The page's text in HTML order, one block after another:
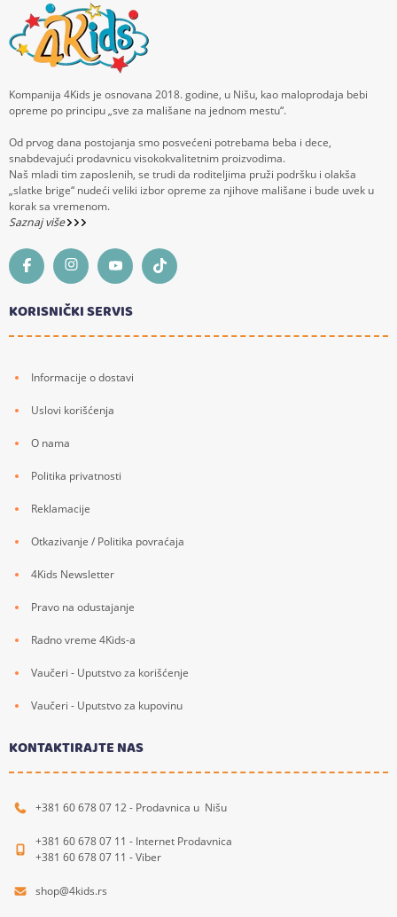
Kompanija 4Kids je osnovana 2018. godine, u Nišu, kao maloprodaja bebi
opreme po principu „sve za mališane na jednom mestu“.
Od prvog dana postojanja smo posvećeni potrebama beba i dece,
snabdevajući prodavnicu visokokvalitetnim proizvodima.
Naš mladi tim zaposlenih, se trudi da roditeljima pruži podršku i olakša
„slatke brige“ nudeći veliki izbor opreme za njihove mališane i bude uvek u
korak sa vremenom.
Saznaj više
KORISNIČKI SERVIS
Informacije o dostavi
Uslovi korišćenja
O nama
Politika privatnosti
Reklamacije
Otkazivanje / Politika povraćaja
4Kids Newsletter
Pravo na odustajanje
Radno vreme 4Kids-a
Vaučeri - Uputstvo za korišćenje
Vaučeri - Uputstvo za kupovinu
KONTAKTIRAJTE NAS
+381 60 678 07 12 - Prodavnica u Nišu
+381 60 678 07 11 - Internet Prodavnica
+381 60 678 07 11 - Viber
shop@4kids.rs